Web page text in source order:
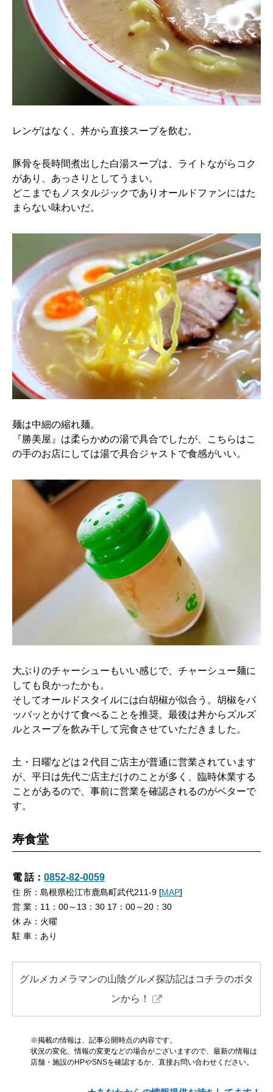
レンゲはなく、丼から直接スープを飲む。
豚骨を長時間煮出した白湯スープは、ライトながらコク
があり、あっさりとしてうまい。
どこまでもノスタルジックでありオールドファンにはた
まらない味わいだ。
麺は中細の縮れ麺。
『勝美屋』は柔らかめの湯で具合でしたが、こちらはこ
の手のお店にしては湯で具合ジャストで食感がいい。
大ぶりのチャーシューもいい感じで、チャーシュー麺に
しても良かったかも。
そしてオールドスタイルには白胡椒が似合う。胡椒をバ
ッバッとかけて食べることを推奨。最後は丼からズルズ
ルとスープを飲み干して完食させていただきました。
土・日曜などは２代目ご店主が普通に営業されています
が、平日は先代ご店主だけのことが多く、臨時休業する
ことがあるので、事前に営業を確認されるのがベターで
す。
寿食堂
電 話： 0852-82-0059
住 所：島根県松江市鹿島町武代211-9 [MAP]
営 業：11：00～13：30 17：00～20：30
休 み：火曜
駐 車：あり
グルメカメラマンの山陰グルメ探訪記はコチラのボタ
ンから！
※掲載の情報は、記事公開時点の内容です。
状況の変化、情報の変更などの場合がございますので、最新の情報は
店舗・施設のHPやSNSを確認するか、直接お問い合わせください。